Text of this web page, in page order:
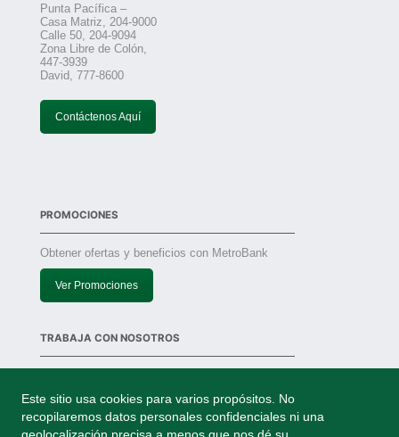
Este sitio usa cookies para varios propósitos. No
recopilaremos datos personales confidenciales ni una
Punta Pacífica –
Casa Matriz, 204-9000
Calle 50, 204-9094
Zona Libre de Colón,
447-3939
David, 777-8600
Contáctenos Aquí
PROMOCIONES
Obtener ofertas y beneficios con MetroBank
Ver Promociones
TRABAJA CON NOSOTROS